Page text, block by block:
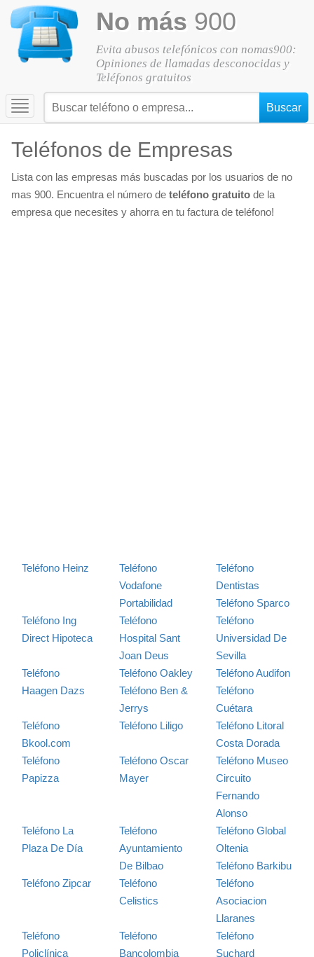
No más 900
Evita abusos telefónicos con nomas900:
Opiniones de llamadas desconocidas y
Teléfonos gratuitos
Toggle
navigation
Teléfonos de Empresas
Lista con las empresas más buscadas por los usuarios de no
mas 900. Encuentra el número de teléfono gratuito de la
empresa que necesites y ahorra en tu factura de teléfono!
Teléfono Heinz
Teléfono
Vodafone
Portabilidad
Teléfono
Dentistas
Teléfono Sparco
Teléfono Ing
Direct Hipoteca
Teléfono
Hospital Sant
Joan Deus
Teléfono
Universidad De
Sevilla
Teléfono
Haagen Dazs
Teléfono Oakley
Teléfono Audifon
Teléfono Ben &
Jerrys
Teléfono
Cuétara
Teléfono
Bkool.com
Teléfono Liligo
Teléfono Litoral
Costa Dorada
Teléfono
Papizza
Teléfono Oscar
Mayer
Teléfono Museo
Circuito
Fernando
Alonso
Teléfono La
Plaza De Día
Teléfono
Ayuntamiento
De Bilbao
Teléfono Global
Oltenia
Teléfono Barkibu
Teléfono Zipcar
Teléfono
Celistics
Teléfono
Asociacion
Llaranes
Teléfono
Policlínica
Teléfono
Bancolombia
Teléfono
Suchard